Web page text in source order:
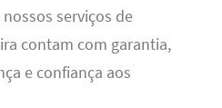
nossos serviços de
contam com garantia,
e confiança aos